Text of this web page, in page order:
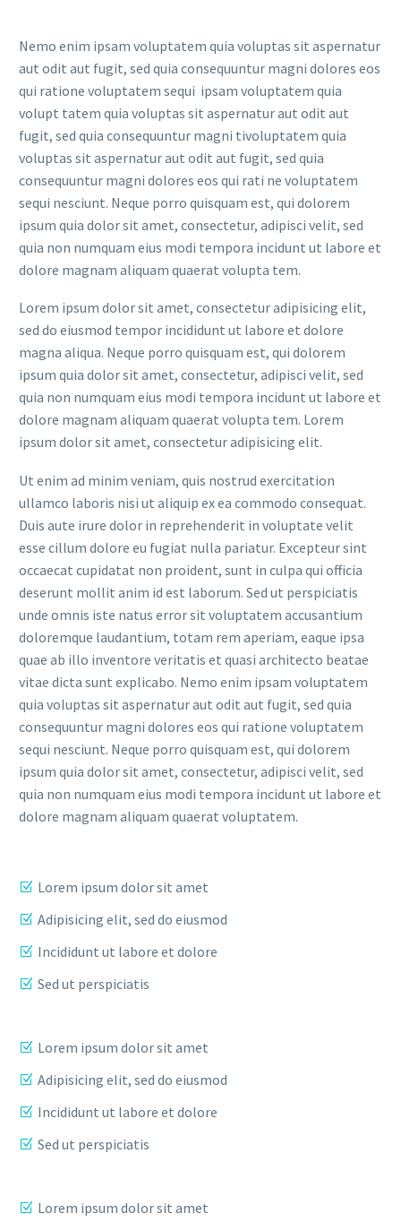
Nemo enim ipsam voluptatem quia voluptas sit aspernatur
aut odit aut fugit, sed quia consequuntur magni dolores eos
qui ratione voluptatem sequi ipsam voluptatem quia
volupt tatem quia voluptas sit aspernatur aut odit aut
fugit, sed quia consequuntur magni tivoluptatem quia
voluptas sit aspernatur aut odit aut fugit, sed quia
consequuntur magni dolores eos qui rati ne voluptatem
sequi nesciunt. Neque porro quisquam est, qui dolorem
ipsum quia dolor sit amet, consectetur, adipisci velit, sed
quia non numquam eius modi tempora incidunt ut labore et
dolore magnam aliquam quaerat volupta tem.
Lorem ipsum dolor sit amet, consectetur adipisicing elit,
sed do eiusmod tempor incididunt ut labore et dolore
magna aliqua. Neque porro quisquam est, qui dolorem
ipsum quia dolor sit amet, consectetur, adipisci velit, sed
quia non numquam eius modi tempora incidunt ut labore et
dolore magnam aliquam quaerat volupta tem. Lorem
ipsum dolor sit amet, consectetur adipisicing elit.
Ut enim ad minim veniam, quis nostrud exercitation
ullamco laboris nisi ut aliquip ex ea commodo consequat.
Duis aute irure dolor in reprehenderit in voluptate velit
esse cillum dolore eu fugiat nulla pariatur. Excepteur sint
occaecat cupidatat non proident, sunt in culpa qui officia
deserunt mollit anim id est laborum. Sed ut perspiciatis
unde omnis iste natus error sit voluptatem accusantium
doloremque laudantium, totam rem aperiam, eaque ipsa
quae ab illo inventore veritatis et quasi architecto beatae
vitae dicta sunt explicabo. Nemo enim ipsam voluptatem
quia voluptas sit aspernatur aut odit aut fugit, sed quia
consequuntur magni dolores eos qui ratione voluptatem
sequi nesciunt. Neque porro quisquam est, qui dolorem
ipsum quia dolor sit amet, consectetur, adipisci velit, sed
quia non numquam eius modi tempora incidunt ut labore et
dolore magnam aliquam quaerat voluptatem.
Lorem ipsum dolor sit amet
Adipisicing elit, sed do eiusmod
Incididunt ut labore et dolore
Sed ut perspiciatis
Lorem ipsum dolor sit amet
Adipisicing elit, sed do eiusmod
Incididunt ut labore et dolore
Sed ut perspiciatis
Lorem ipsum dolor sit amet